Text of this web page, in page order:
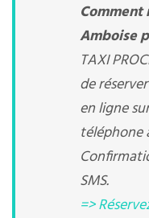
Comment
Amboise
TAXI
de
en ligne
téléphone
SMS.
=>